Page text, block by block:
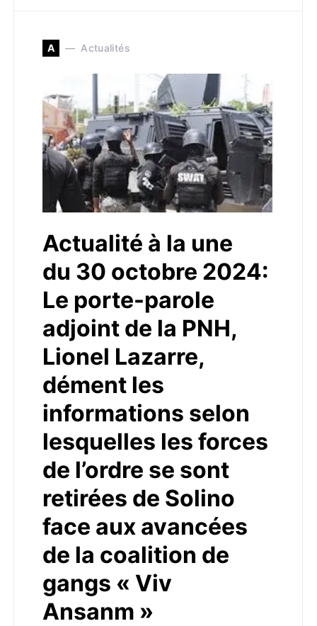
A Actualités
Actualité à la une
du 30 octobre 2024:
Le porte-parole
adjoint de la PNH,
Lionel Lazarre,
dément les
informations selon
lesquelles les forces
de l’ordre se sont
retirées de Solino
face aux avancées
de la coalition de
gangs « Viv
Ansanm »